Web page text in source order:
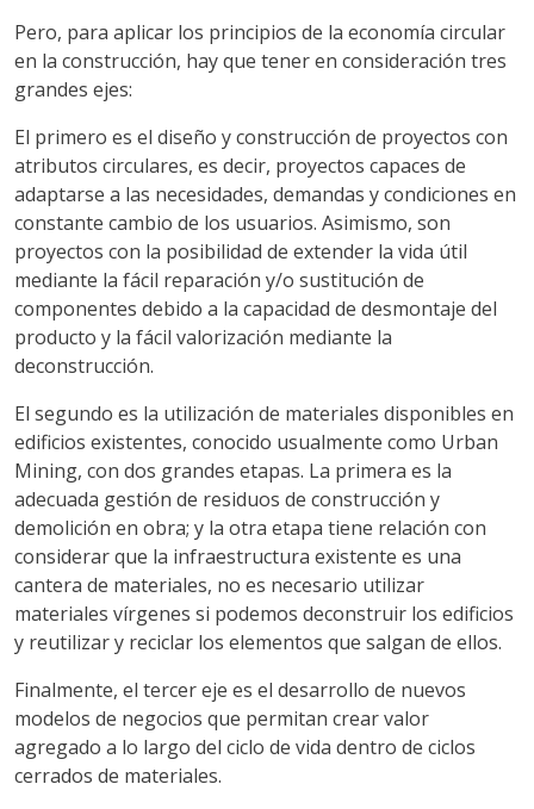
Pero, para aplicar los principios de la economía circular
en la construcción, hay que tener en consideración tres
grandes ejes:
El primero es el diseño y construcción de proyectos con
atributos circulares, es decir, proyectos capaces de
adaptarse a las necesidades, demandas y condiciones en
constante cambio de los usuarios. Asimismo, son
proyectos con la posibilidad de extender la vida útil
mediante la fácil reparación y/o sustitución de
componentes debido a la capacidad de desmontaje del
producto y la fácil valorización mediante la
deconstrucción.
El segundo es la utilización de materiales disponibles en
edificios existentes, conocido usualmente como Urban
Mining, con dos grandes etapas. La primera es la
adecuada gestión de residuos de construcción y
demolición en obra; y la otra etapa tiene relación con
considerar que la infraestructura existente es una
cantera de materiales, no es necesario utilizar
materiales vírgenes si podemos deconstruir los edificios
y reutilizar y reciclar los elementos que salgan de ellos.
Finalmente, el tercer eje es el desarrollo de nuevos
modelos de negocios que permitan crear valor
agregado a lo largo del ciclo de vida dentro de ciclos
cerrados de materiales.